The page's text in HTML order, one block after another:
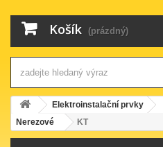
Košík (prázdný)
Elektroinstalační prvky
Nerezové
KT